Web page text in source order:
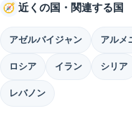
🧭 近くの国・関連する国
アゼルバイジャン アルメ
ロシア イラン シリア
レバノン